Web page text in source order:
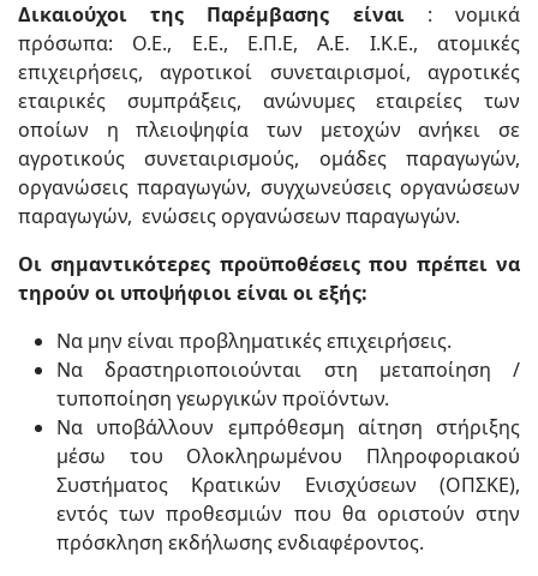
Δικαιούχοι της Παρέμβασης είναι: νομικά
πρόσωπα: Ο.Ε., Ε.Ε., Ε.Π.Ε, Α.Ε. Ι.Κ.Ε., ατομικές
επιχειρήσεις, αγροτικοί συνεταιρισμοί, αγροτικές
εταιρικές συμπράξεις, ανώνυμες εταιρείες των
οποίων η πλειοψηφία των μετοχών ανήκει σε
αγροτικούς συνεταιρισμούς, ομάδες παραγωγών,
οργανώσεις παραγωγών, συγχωνεύσεις οργανώσεων
παραγωγών, ενώσεις οργανώσεων παραγωγών.
Οι σημαντικότερες προϋποθέσεις που πρέπει να
τηρούν οι υποψήφιοι είναι οι εξής:
Να μην είναι προβληματικές επιχειρήσεις.
Να δραστηριοποιούνται στη μεταποίηση /
τυποποίηση γεωργικών προϊόντων.
Να υποβάλλουν εμπρόθεσμη αίτηση στήριξης
μέσω του Ολοκληρωμένου Πληροφοριακού
Συστήματος Κρατικών Ενισχύσεων (ΟΠΣΚΕ),
εντός των προθεσμιών που θα οριστούν στην
πρόσκληση εκδήλωσης ενδιαφέροντος.